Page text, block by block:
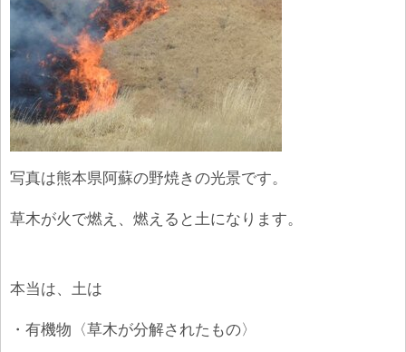
写真は熊本県阿蘇の野焼きの光景です。
草木が火で燃え、燃えると土になります。
本当は、土は
・有機物〈草木が分解されたもの〉